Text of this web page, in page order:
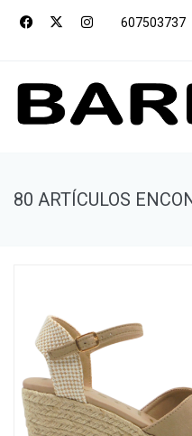
607503737
80 ARTÍCULOS